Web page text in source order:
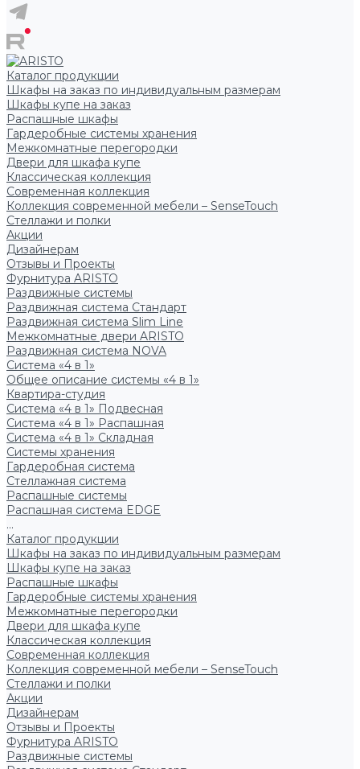
Каталог продукции
Шкафы на заказ по индивидуальным размерам
Шкафы купе на заказ
Распашные шкафы
Гардеробные системы хранения
Межкомнатные перегородки
Двери для шкафа купе
Классическая коллекция
Современная коллекция
Коллекция современной мебели – SenseTouch
Стеллажи и полки
Акции
Дизайнерам
Отзывы и Проекты
Фурнитура ARISTO
Раздвижные системы
Раздвижная система Стандарт
Раздвижная система Slim Line
Межкомнатные двери ARISTO
Раздвижная система NOVA
Система «4 в 1»
Общее описание системы «4 в 1»
Квартира-студия
Система «4 в 1» Подвесная
Система «4 в 1» Распашная
Система «4 в 1» Складная
Системы хранения
Гардеробная система
Стеллажная система
Распашные системы
Распашная система EDGE
...
Каталог продукции
Шкафы на заказ по индивидуальным размерам
Шкафы купе на заказ
Распашные шкафы
Гардеробные системы хранения
Межкомнатные перегородки
Двери для шкафа купе
Классическая коллекция
Современная коллекция
Коллекция современной мебели – SenseTouch
Стеллажи и полки
Акции
Дизайнерам
Отзывы и Проекты
Фурнитура ARISTO
Раздвижные системы